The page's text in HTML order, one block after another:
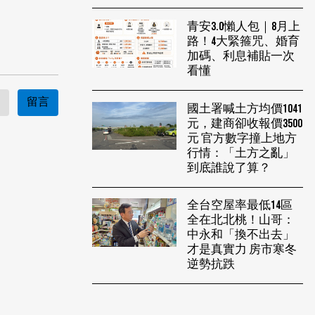
留言
青安3.0懶人包｜8月上
路！4大緊箍咒、婚育
加碼、利息補貼一次
看懂
國土署喊土方均價1041
元，建商卻收報價3500
元 官方數字撞上地方
行情：「土方之亂」
到底誰說了算？
全台空屋率最低14區
全在北北桃！山哥：
中永和「換不出去」
才是真實力 房市寒冬
逆勢抗跌